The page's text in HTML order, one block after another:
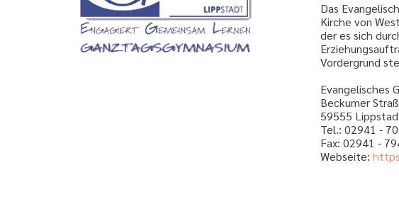
Das
Kirche von
der es sich
Vordergrund
Evangelisches
Beckumer
59555
Tel.: 02941 -
Fax: 02941 -
Webseite: